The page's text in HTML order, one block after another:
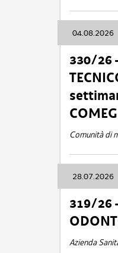
04.08.2026
330/26
Comunità di
28.07.2026
319/26
Azienda